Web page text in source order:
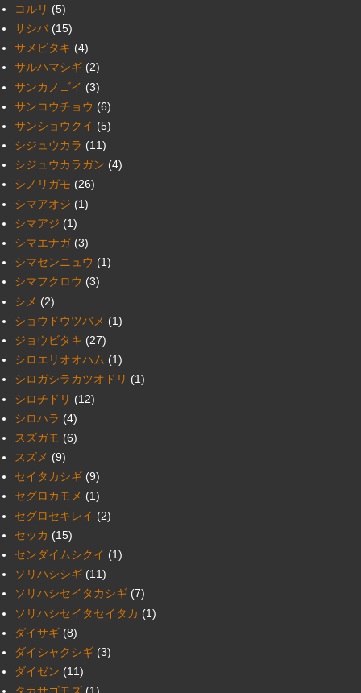
コルリ (5)
サシバ (15)
サメビタキ (4)
サルハマシギ (2)
サンカノゴイ (3)
サンコウチョウ (6)
サンショウクイ (5)
シジュウカラ (11)
シジュウカラガン (4)
シノリガモ (26)
シマアオジ (1)
シマアジ (1)
シマエナガ (3)
シマセンニュウ (1)
シマフクロウ (3)
シメ (2)
ショウドウツバメ (1)
ジョウビタキ (27)
シロエリオオハム (1)
シロガシラカツオドリ (1)
シロチドリ (12)
シロハラ (4)
スズガモ (6)
スズメ (9)
セイタカシギ (9)
セグロカモメ (1)
セグロセキレイ (2)
セッカ (15)
センダイムシクイ (1)
ソリハシシギ (11)
ソリハシセイタカシギ (7)
ソリハシセイタセイタカ (1)
ダイサギ (8)
ダイシャクシギ (3)
ダイゼン (11)